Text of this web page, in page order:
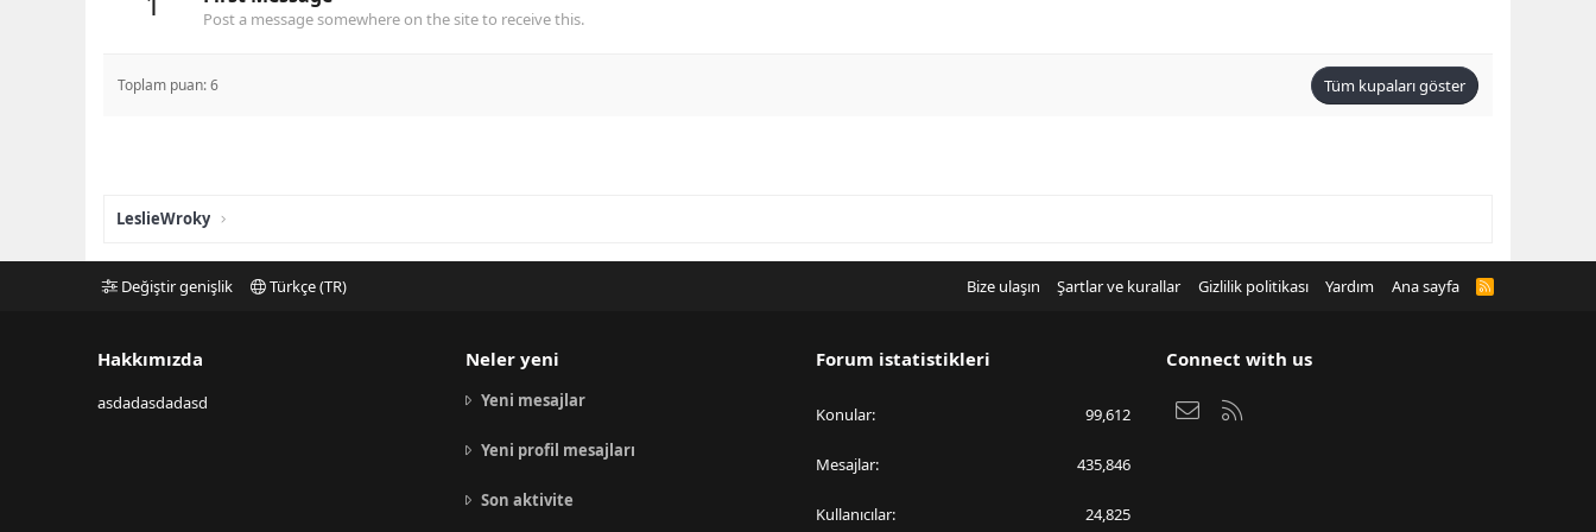
Post a message somewhere on the site to receive this.
Toplam puan: 6 Tüm kupaları göster
LeslieWroky
Değiştir genişlik Türkçe (TR) Bize ulaşın Şartlar ve kurallar Gizlilik politikası Yardım Ana sayfa
R
Hakkımızda
asdadasdadasd
Neler yeni
Yeni mesajlar
Yeni profil mesajları
Son aktivite
Forum istatistikleri
Konular 99,612
Mesajlar 435,846
Kullanıcılar 24,825
Connect with us
Bize ulaşın